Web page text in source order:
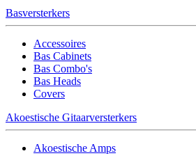
Basversterkers
Accessoires
Bas Cabinets
Bas Combo's
Bas Heads
Covers
Akoestische Gitaarversterkers
Akoestische Amps